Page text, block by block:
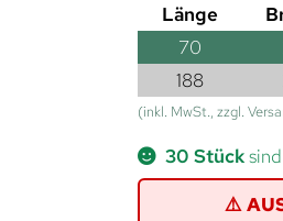
Länge
70
188
(inkl. MwSt., zzgl.
30 Stück
⚠️